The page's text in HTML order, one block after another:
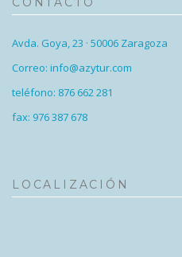
Avda. Goya, 23 · 50006 Zaragoza
Correo: info@azytur.com
teléfono: 876 662 281
fax: 976 387 678
LOCALIZACIÓN